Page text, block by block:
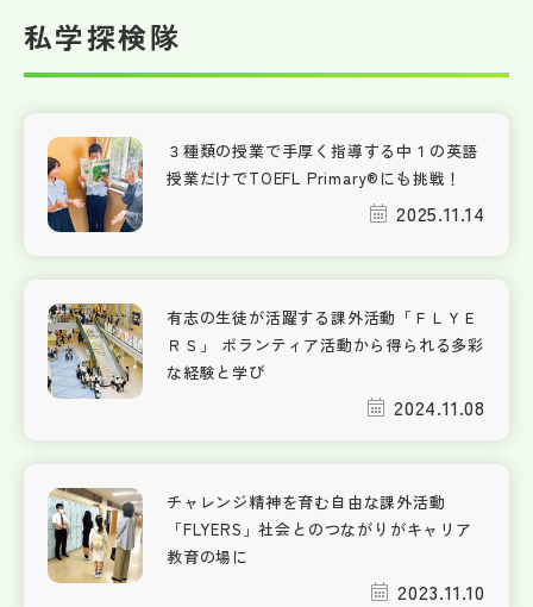
私学探検隊
３種類の授業で手厚く指導する中１の英語
授業だけでTOEFL Primary®にも挑戦！
2025.11.14
有志の生徒が活躍する課外活動「ＦＬＹＥ
ＲＳ」 ボランティア活動から得られる多彩
な経験と学び
2024.11.08
チャレンジ精神を育む自由な課外活動
「FLYERS」社会とのつながりがキャリア
教育の場に
2023.11.10